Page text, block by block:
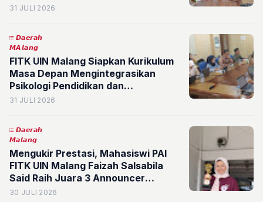
31 JULI 2026
𝘿𝙖𝙚𝙧𝙖𝙝
𝙈𝘼𝙡𝙖𝙣𝙜
FITK UIN Malang Siapkan Kurikulum
Masa Depan Mengintegrasikan
Psikologi Pendidikan dan
Kecerdasan Buatan untuk Mencetak
31 JULI 2026
𝘿𝙖𝙚𝙧𝙖𝙝
𝙈𝙖𝙡𝙖𝙣𝙜
Mengukir Prestasi, Mahasiswi PAI
FITK UIN Malang Faizah Salsabila
Said Raih Juara 3 Announcer
Competition Festival Retorika 2026
30 JULI 2026